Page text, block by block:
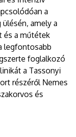
a
amely a
és a műtétek
legfontosabb
foglalkozó
a Tassonyi
részéről Nemes
és